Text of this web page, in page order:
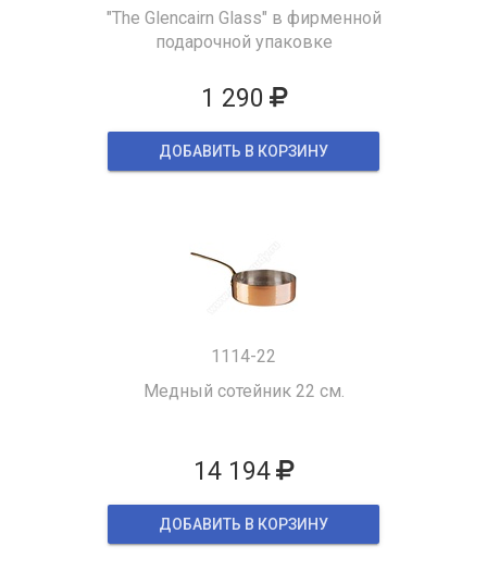
"The Glencairn Glass" в фирменной
подарочной упаковке
1 290
ДОБАВИТЬ В КОРЗИНУ
1114-22
Медный сотейник 22 см.
14 194
ДОБАВИТЬ В КОРЗИНУ